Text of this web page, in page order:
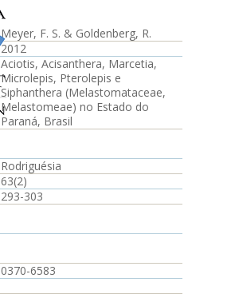
Meyer, F. S. & Goldenberg, R.
2012
Aciotis, Acisanthera, Marcetia,
Microlepis, Pterolepis e
Siphanthera (Melastomataceae,
Melastomeae) no Estado do
Paraná, Brasil
Rodriguésia
63(2)
293-303
0370-6583